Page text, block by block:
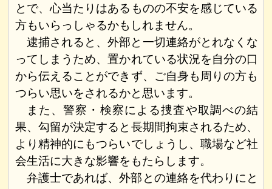
とで、心当たりはあるものの不安を感じている
方もいらっしゃるかもしれません。
逮捕されると、外部と一切連絡がとれなくな
ってしまうため、置かれている状況を自分の口
から伝えることができず、ご自身も周りの方も
つらい思いをされるかと思います。
また、警察・検察による捜査や取調べの結
果、勾留が決定すると長期間拘束されるため、
より精神的にもつらいでしょうし、職場など社
会生活に大きな影響をもたらします。
弁護士であれば、外部との連絡を代わりにと